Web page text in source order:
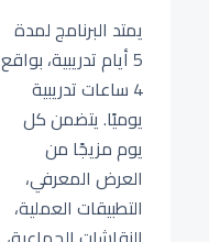
يمتد البرنامج لمدة
5 أيام تدريبية، بواقع
4 ساعات تدريبية
يوميًا. يتضمن كل
يوم مزيجًا من
العرض المعرفي،
التطبيقات العملية،